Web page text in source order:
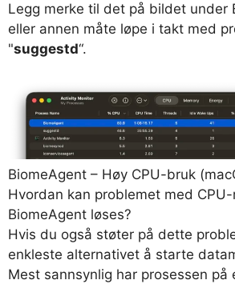
Legg merke til det på bildet under
eller annen måte løpe i takt med
"suggestd“.
BiomeAgent – ​​Høy CPU-bruk
Hvordan kan problemet med
BiomeAgent løses?
Hvis du også støter på dette
enkleste alternativet å starte
Mest sannsynlig har prosessen på